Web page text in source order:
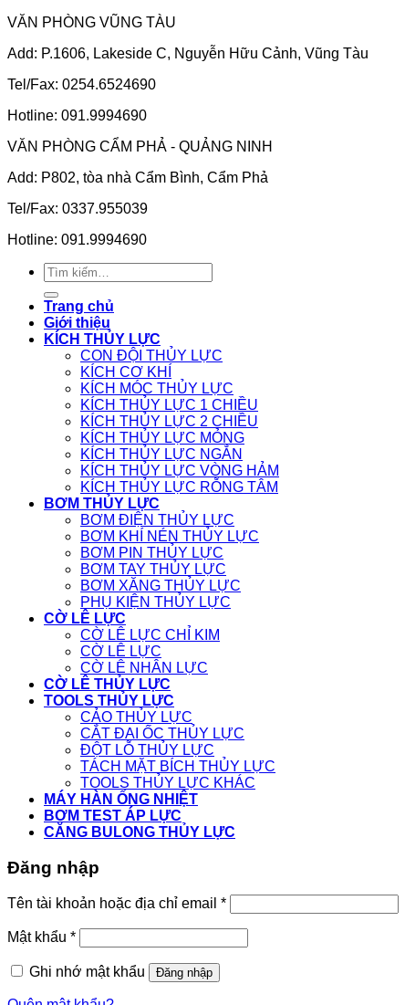
VĂN PHÒNG VŨNG TÀU
Add: P.1606, Lakeside C, Nguyễn Hữu Cảnh, Vũng Tàu
Tel/Fax: 0254.6524690
Hotline: 091.9994690
VĂN PHÒNG CẨM PHẢ - QUẢNG NINH
Add: P802, tòa nhà Cẩm Bình, Cẩm Phả
Tel/Fax: 0337.955039
Hotline: 091.9994690
Tìm
kiếm:
Trang chủ
Giới thiệu
KÍCH THỦY LỰC
CON ĐỘI THỦY LỰC
KÍCH CƠ KHÍ
KÍCH MÓC THỦY LỰC
KÍCH THỦY LỰC 1 CHIỀU
KÍCH THỦY LỰC 2 CHIỀU
KÍCH THỦY LỰC MỎNG
KÍCH THỦY LỰC NGẮN
KÍCH THỦY LỰC VÒNG HẢM
KÍCH THỦY LỰC RỖNG TÂM
BƠM THỦY LỰC
BƠM ĐIỆN THỦY LỰC
BƠM KHÍ NÉN THỦY LỰC
BƠM PIN THỦY LỰC
BƠM TAY THỦY LỰC
BƠM XĂNG THỦY LỰC
PHỤ KIỆN THỦY LỰC
CỜ LÊ LỰC
CỜ LÊ LỰC CHỈ KIM
CỜ LÊ LỰC
CỜ LÊ NHÂN LỰC
CỜ LÊ THỦY LỰC
TOOLS THỦY LỰC
CẢO THỦY LỰC
CẮT ĐAI ỐC THỦY LỰC
ĐỘT LỖ THỦY LỰC
TÁCH MẶT BÍCH THỦY LỰC
TOOLS THỦY LỰC KHÁC
MÁY HÀN ỐNG NHIỆT
BƠM TEST ÁP LỰC
CĂNG BULONG THỦY LỰC
Đăng nhập
Tên tài khoản hoặc địa chỉ email *
Mật khẩu *
Ghi nhớ mật khẩu Đăng nhập